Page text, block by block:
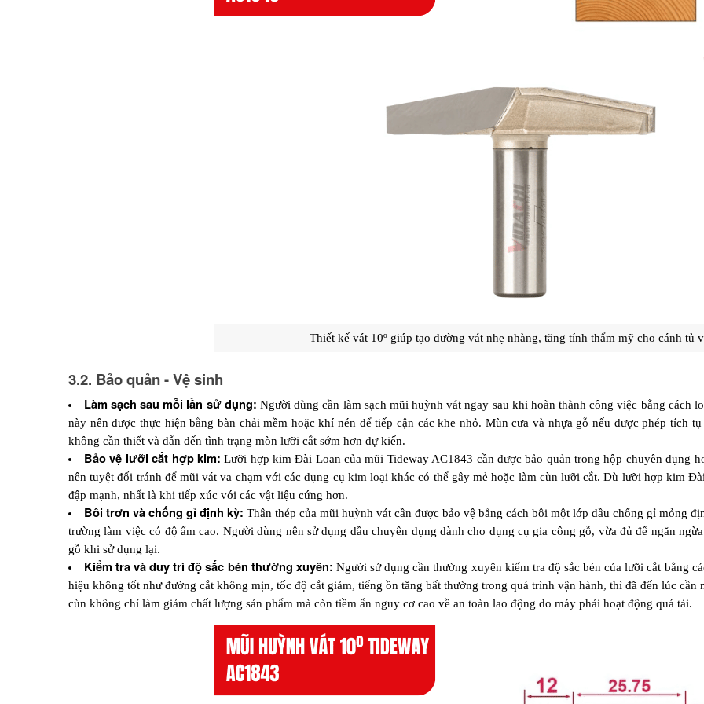
Thiết kế vát 10º giúp tạo đường vát nhẹ nhàng, tăng tính thẩm mỹ cho cánh tủ
3.2. Bảo quản - Vệ sinh
Làm sạch sau mỗi lần sử dụng: Người dùng cần làm sạch mũi huỳnh vát ngay sau khi hoàn thành công việc bằng cách
này nên được thực hiện bằng bàn chải mềm hoặc khí nén để tiếp cận các khe nhỏ. Mùn cưa và nhựa gỗ nếu được phép tích
không cần thiết và dẫn đến tình trạng mòn lưỡi cắt sớm hơn dự kiến.
Bảo vệ lưỡi cắt hợp kim: Lưỡi hợp kim Đài Loan của mũi Tideway AC1843 cần được bảo quản trong hộp chuyên dụng
nên tuyệt đối tránh để mũi vát va chạm với các dụng cụ kim loại khác có thể gây mẻ hoặc làm cùn lưỡi cắt. Dù lưỡi hợp kim
đập mạnh, nhất là khi tiếp xúc với các vật liệu cứng hơn.
Bôi trơn và chống gỉ định kỳ: Thân thép của mũi huỳnh vát cần được bảo vệ bằng cách bôi một lớp dầu chống gỉ mỏng
trường làm việc có độ ẩm cao. Người dùng nên sử dụng dầu chuyên dụng dành cho dụng cụ gia công gỗ, vừa đủ để ngăn
gỗ khi sử dụng lại.
Kiểm tra và duy trì độ sắc bén thường xuyên: Người sử dụng cần thường xuyên kiểm tra độ sắc bén của lưỡi cắt bằng
hiệu không tốt như đường cắt không mịn, tốc độ cắt giảm, tiếng ồn tăng bất thường trong quá trình vận hành, thì đã đến lúc
cùn không chỉ làm giảm chất lượng sản phẩm mà còn tiềm ẩn nguy cơ cao về an toàn lao động do máy phải hoạt động quá tải.